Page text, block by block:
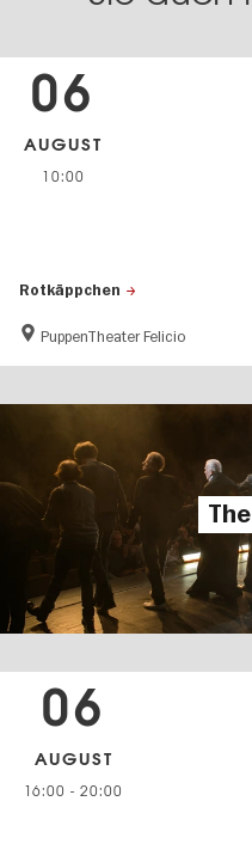
Rotkäppchen
PuppenTheater Felicio
06
AUGUST
10:00
06
AUGUST
16:00 - 20:00